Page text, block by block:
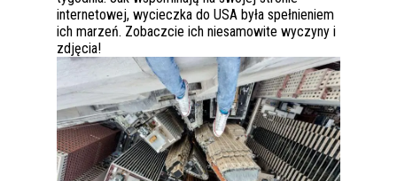
internetowej, wycieczka do USA była spełnieniem
ich marzeń. Zobaczcie ich niesamowite wyczyny i
zdjęcia!